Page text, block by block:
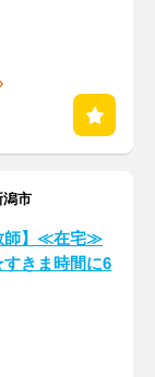
市
師】≪在宅≫
きま時間に6